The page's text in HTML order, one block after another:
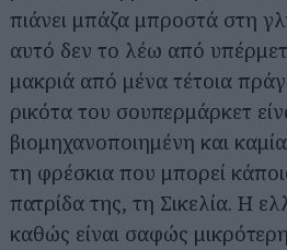
πιάνει μπάζα μπροστά στη
αυτό δεν το λέω από
μακριά από μένα τέτοια
ρικότα του σουπερμάρκετ
βιομηχανοποιημένη και
τη φρέσκια που μπορεί
πατρίδα της, τη Σικελία. Η
καθώς είναι σαφώς